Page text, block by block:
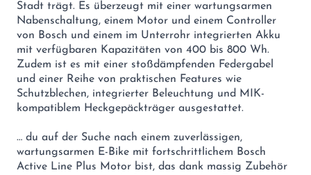
Stadt trägt. Es überzeugt mit einer wartungsarmen
Nabenschaltung, einem Motor und einem Controller
von Bosch und einem im Unterrohr integrierten Akku
mit verfügbaren Kapazitäten von 400 bis 800 Wh.
Zudem ist es mit einer stoßdämpfenden Federgabel
und einer Reihe von praktischen Features wie
Schutzblechen, integrierter Beleuchtung und MIK-
kompatiblem Heckgepäckträger ausgestattet.
… du auf der Suche nach einem zuverlässigen,
wartungsarmen E-Bike mit fortschrittlichem Bosch
Active Line Plus Motor bist, das dank massig Zubehör